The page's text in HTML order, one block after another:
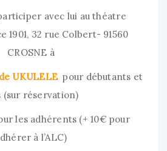
avec lui au théatre
1901, 32 rue Colbert- 91560
CROSNE à
UKULELE pour débutants et
(sur réservation)
les adhérents (+ 10€ pour
à l’ALC)